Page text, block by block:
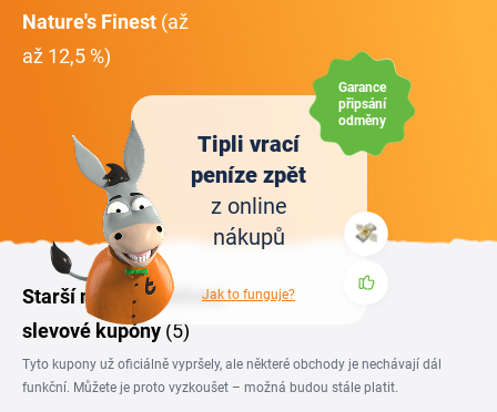
Nature's Finest (až
až 12,5 %)
Tipli vrací
peníze zpět
z online
nákupů
Jak to funguje?
Garance
připsání
odměny
Starší nebo neověřené
slevové kupóny (5)
Tyto kupony už oficiálně vypršely, ale některé obchody je nechávají dál
funkční. Můžete je proto vyzkoušet – možná budou stále platit.